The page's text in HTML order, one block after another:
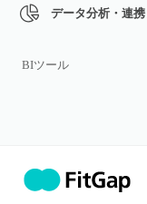
データ分析・連携
BIツール